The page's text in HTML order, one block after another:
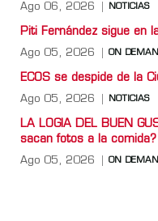
Ago 06, 2026 NOTICIAS
Piti Fernández sigue en
Ago 05, 2026 ON
ECOS se despide de la
Ago 05, 2026 NOTICIAS
LA LOGIA DEL BUEN
sacan fotos a la
Ago 05, 2026 ON